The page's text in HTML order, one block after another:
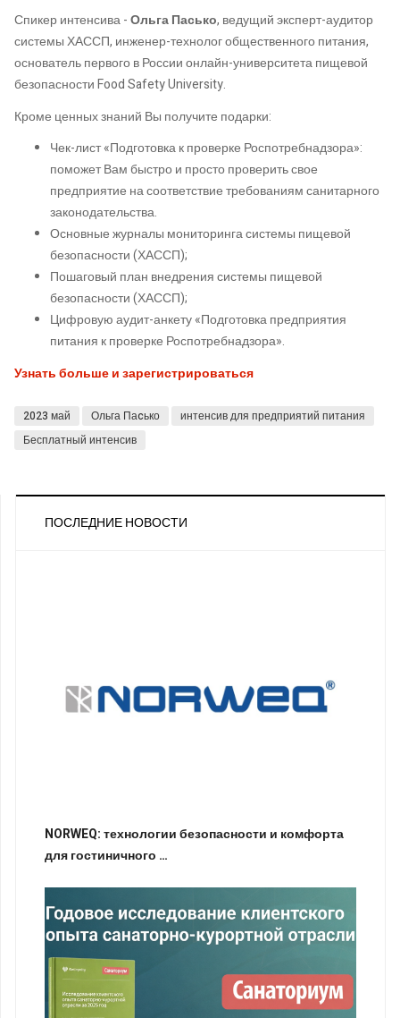
Спикер интенсива -Ольга Пасько, ведущий эксперт-аудитор
системы ХАССП, инженер-технолог общественного питания,
основатель первого в России онлайн-университета пищевой
безопасности Food Safety University.
Кроме ценных знаний Вы получите подарки:
Чек-лист «Подготовка к проверке Роспотребнадзора»:
поможет Вам быстро и просто проверить свое
предприятие на соответствие требованиям санитарного
законодательства.
Основные журналы мониторинга системы пищевой
безопасности (ХАССП);
Пошаговый план внедрения системы пищевой
безопасности (ХАССП);
Цифровую аудит-анкету «Подготовка предприятия
питания к проверке Роспотребнадзора».
Узнать больше и зарегистрироваться
2023 май Ольга Паcько
интенсив для предприятий питания
Бесплатный интенсив
ПОСЛЕДНИЕ НОВОСТИ
NORWEQ: технологии безопасности и комфорта
для гостиничного …